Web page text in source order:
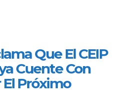
Que El CEIP
Cuente Con
Próximo